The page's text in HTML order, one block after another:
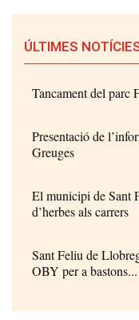
ÚLTIMES
Tancament del parc
Presentació de
Greuges
El municipi de Sant
d’herbes als carrers
Sant Feliu de
OBY per a bastons...